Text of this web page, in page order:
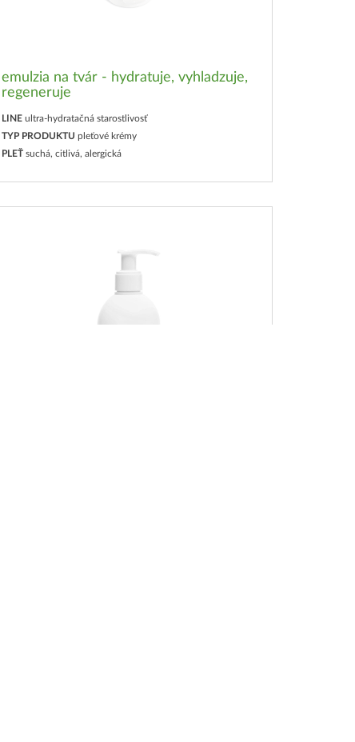
emulzia na tvár - hydratuje, vyhladzuje,
regeneruje
LINE ultra-hydratačná starostlivosť
TYP PRODUKTU pleťové krémy
PLEŤ suchá, citlivá, alergická